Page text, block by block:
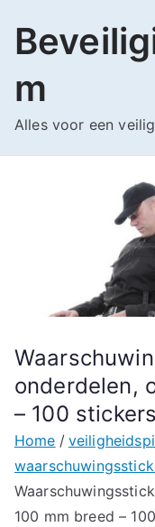
naar
inhoud
m
Alles voor een
onderdelen,
– 100 stickers
Home
100 mm breed –